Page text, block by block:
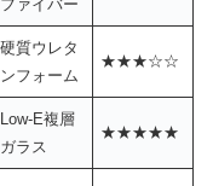
ファイバー
硬質ウレタ
ンフォーム
★★★☆☆
Low-E複層
ガラス
★★★★★